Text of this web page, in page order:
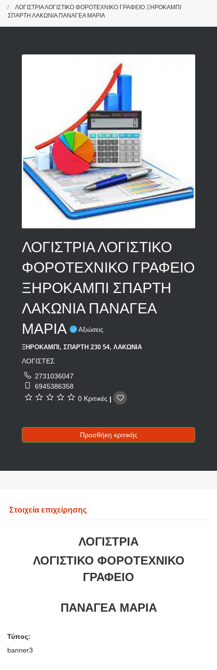
ΛΟΓΙΣΤΡΙΑ ΛΟΓΙΣΤΙΚΟ ΦΟΡΟΤΕΧΝΙΚΟ ΓΡΑΦΕΙΟ ΞΗΡΟΚΑΜΠΙ
ΣΠΑΡΤΗ ΛΑΚΩΝΙΑ ΠΑΝΑΓΕΑ ΜΑΡΙΑ
ΛΟΓΙΣΤΡΙΑ ΛΟΓΙΣΤΙΚΟ
ΦΟΡΟΤΕΧΝΙΚΟ ΓΡΑΦΕΙΟ
ΞΗΡΟΚΑΜΠΙ ΣΠΑΡΤΗ
ΛΑΚΩΝΙΑ ΠΑΝΑΓΕΑ
ΜΑΡΙΑ
Αξιώσεις
ΞΗΡΟΚΑΜΠΙ, ΣΠΑΡΤΗ 230 54, ΛΑΚΩΝΙΑ
ΛΟΓΙΣΤΕΣ
2731036047
6945386358
0 Κριτικές |
Προσθήκη κριτικής
Στοιχεία επιχείρησης
ΛΟΓΙΣΤΡΙΑ
ΛΟΓΙΣΤΙΚΟ ΦΟΡΟΤΕΧΝΙΚΟ
ΓΡΑΦΕΙΟ
ΠΑΝΑΓΕΑ ΜΑΡΙΑ
Τύπος:
banner3